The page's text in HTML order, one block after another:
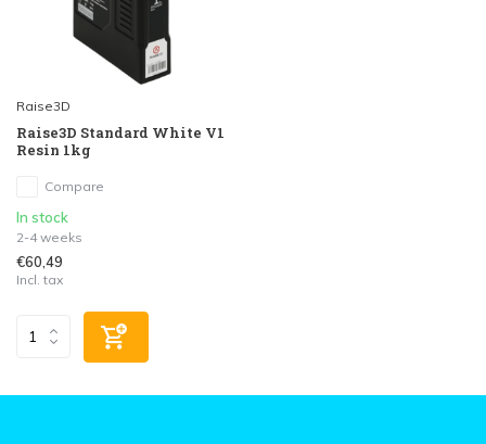
Raise3D
Raise3D Standard White V1
Resin 1kg
Compare
In stock
2-4 weeks
€60,49
Incl. tax